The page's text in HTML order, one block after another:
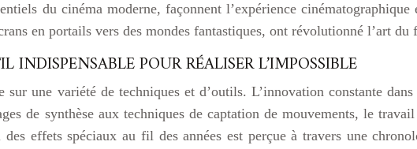
du cinéma moderne, façonnent l’expérience
en portails vers des mondes fantastiques, ont révolutionné l’art du
INDISPENSABLE POUR RÉALISER L’IMPOSSIBLE
sur une variété de techniques et d’outils. L’innovation constante
de synthèse aux techniques de captation de mouvements, le
des effets spéciaux au fil des années est perçue à travers une